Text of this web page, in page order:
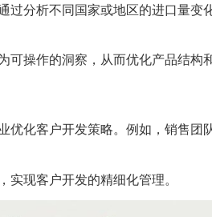
分析不同国家或地区的进口量
操作的洞察，从而优化产品结构
化客户开发策略。例如，销售
现客户开发的精细化管理。